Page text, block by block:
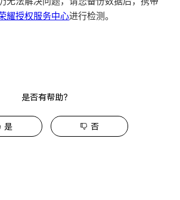
耀授权服务中心进行检测。
是否有帮助？
是 否